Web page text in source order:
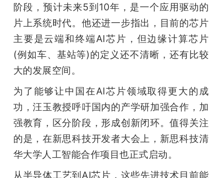
阶段，预计未来5到10年，是一个应用驱动的
片上系统时代。他还进一步指出，目前的芯片
主要是云端和终端AI芯片，但边缘计算芯片
(例如车、基站等)的定义还不清晰，还有比较
大的发展空间。
为了能够让中国在AI芯片领域取得更大的成
功，汪玉教授呼吁国内的产学研加强合作，加
强教育，区分阶段，形成创新闭环。值得关注
的是，在新思科技开发者大会上，新思科技清
华大学人工智能合作项目也正式启动。
从半导体工艺到AI芯片，这些先进技术目前能